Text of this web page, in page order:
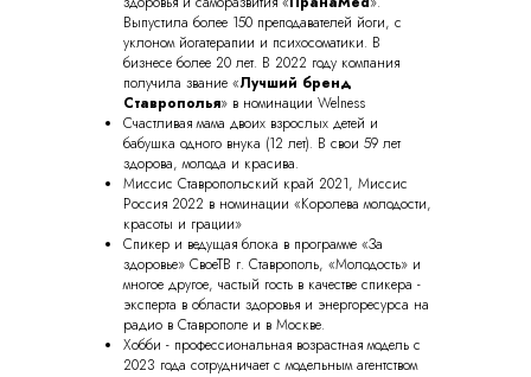
Выпустила более 150 преподавателей йоги, с
уклоном йогатерапии и психосоматики. В
бизнесе более 20 лет. В 2022 году компания
получила звание «Лучший бренд
Ставрополья» в номинации Welness
Счастливая мама двоих взрослых детей и
бабушка одного внука (12 лет). В свои 59 лет
здорова, молода и красива.
Миссис Ставропольский край 2021, Миссис
Россия 2022 в номинации «Королева молодости,
красоты и грации»
Спикер и ведущая блока в программе «За
здоровье» СвоеТВ г. Ставрополь, «Молодость» и
многое другое, частый гость в качестве спикера -
эксперта в области здоровья и энергоресурса на
радио в Ставрополе и в Москве.
Хобби - профессиональная возрастная модель с
2023 года сотрудничает с модельным агентством